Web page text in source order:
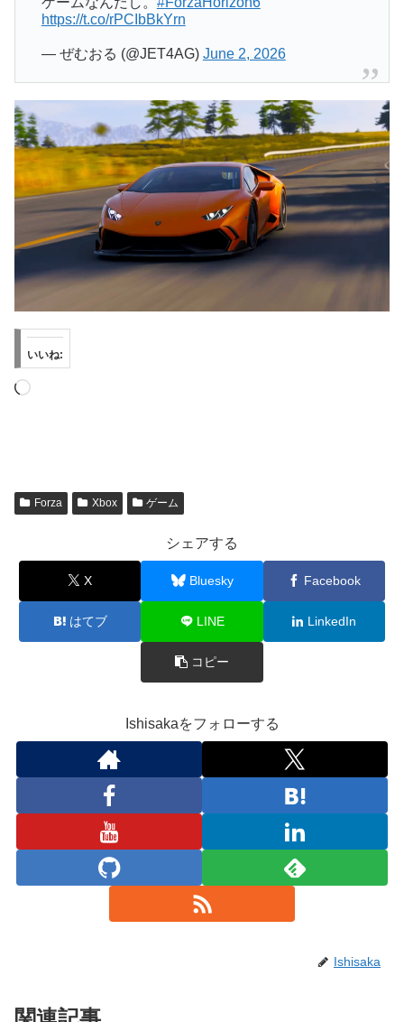
https://t.co/rPCIbBkYrn
— ぜむおる (@JET4AG) June 2, 2026
いいね:
読
Forza Xbox ゲーム
シェアする
X Bluesky Facebook
はてブ LINE LinkedIn
コピー
Ishisakaをフォローする
Ishisaka